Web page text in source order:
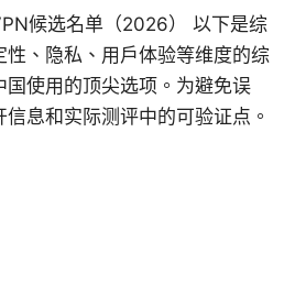
候选名单（2026） 以下是综
性、隐私、用户体验等维度的综
国使用的顶尖选项。为避免误
息和实际测评中的可验证点。